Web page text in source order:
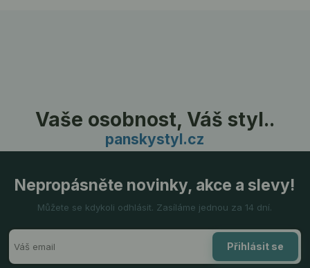
Vaše osobnost, Váš styl..
panskystyl.cz
Nepropásněte novinky, akce a slevy!
Můžete se kdykoli odhlásit. Zasíláme jednou za 14 dní.
Přihlásit se